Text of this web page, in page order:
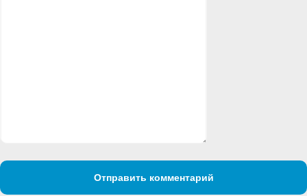
Отправить комментарий